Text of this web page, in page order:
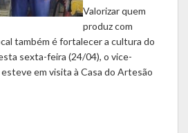
Valorizar quem
produz com
também é fortalecer a cultura do
sexta-feira (24/04), o vice-
em visita à Casa do Artesão